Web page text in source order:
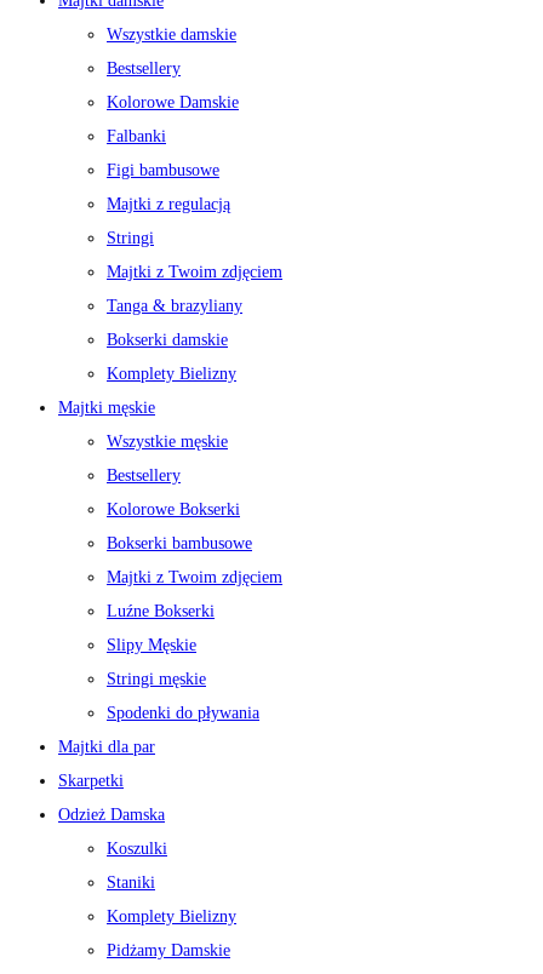
Wszystkie damskie
Bestsellery
Kolorowe Damskie
Falbanki
Figi bambusowe
Majtki z regulacją
Stringi
Majtki z Twoim zdjęciem
Tanga & brazyliany
Bokserki damskie
Komplety Bielizny
Majtki męskie
Wszystkie męskie
Bestsellery
Kolorowe Bokserki
Bokserki bambusowe
Majtki z Twoim zdjęciem
Luźne Bokserki
Slipy Męskie
Stringi męskie
Spodenki do pływania
Majtki dla par
Skarpetki
Odzież Damska
Koszulki
Staniki
Komplety Bielizny
Pidżamy Damskie